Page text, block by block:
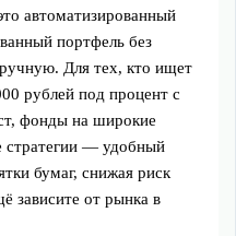
автоматизированный
портфель без
Для тех, кто ищет
рублей под процент с
фонды на широкие
стратегии — удобный
бумаг, снижая риск
зависите от рынка в